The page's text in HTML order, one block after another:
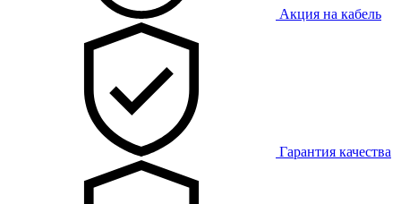
Акция на кабель
Гарантия качества